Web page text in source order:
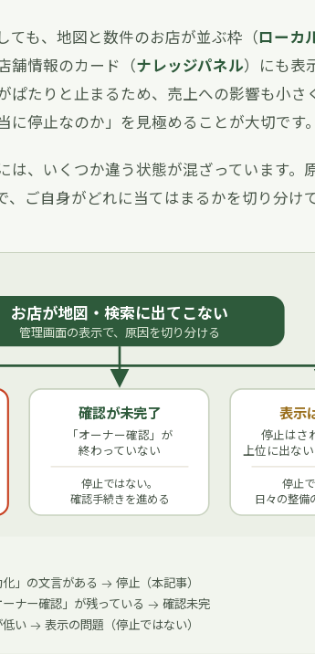
ても、地図と数件のお店が並ぶ枠（ローカ
舗情報のカード（ナレッジパネル）にも表
ぱたりと止まるため、売上への影響も小さ
停止なのか」を見極めることが大切です。
は、いくつか違う状態が混ざっています。
、ご自身がどれに当てはまるかを切り分け
お店が地図・検索に出てこない
管理画面の表示で、原因を切り分ける
確認が未完了
「オーナー確認」が
終わっていない
停止ではない。
確認手続きを進める
表示
停止はさ
上位に出な
停止で
日々の整備
」の文言がある → 停止（本記事）
ーナー確認」が残っている → 確認未完
い → 表示の問題（停止ではない）